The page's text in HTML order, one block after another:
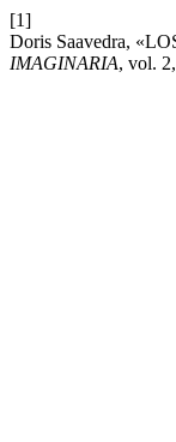
[1]
Doris Saavedra,
IMAGINARIA, vol.